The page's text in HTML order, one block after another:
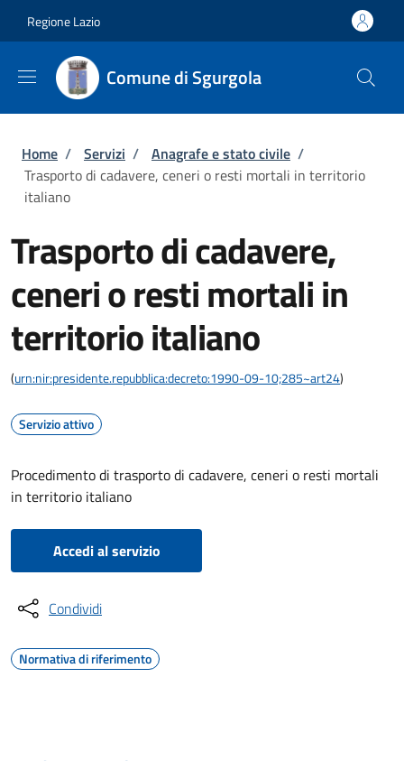
Regione Lazio
Comune di Sgurgola
Briciole di pane
Home / Servizi / Anagrafe e stato civile /
Trasporto di cadavere, ceneri o resti mortali in territorio
italiano
Trasporto di cadavere,
ceneri o resti mortali in
territorio italiano
(urn:nir:presidente.repubblica:decreto:1990-09-10;285~art24)
Servizio attivo
Procedimento di trasporto di cadavere, ceneri o resti mortali
in territorio italiano
Accedi al servizio
Condividi
Normativa di riferimento